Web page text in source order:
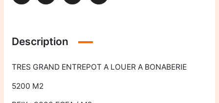
Description
TRES GRAND ENTREPOT A LOUER A BONABERIE
5200 M2